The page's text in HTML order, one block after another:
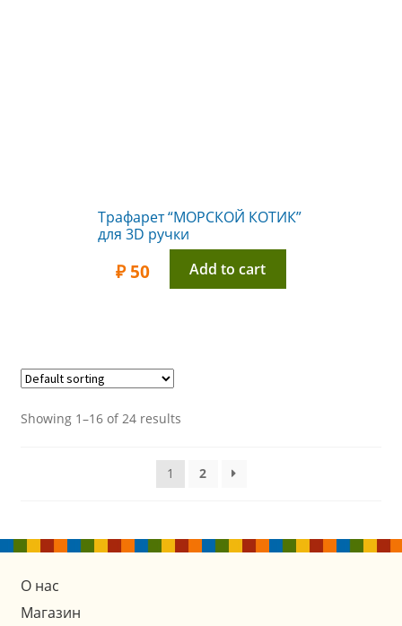
Трафарет “МОРСКОЙ КОТИК”
для 3D ручки
₽50 Add to cart
Showing 1–16 of 24 results
1 2
О нас
Магазин